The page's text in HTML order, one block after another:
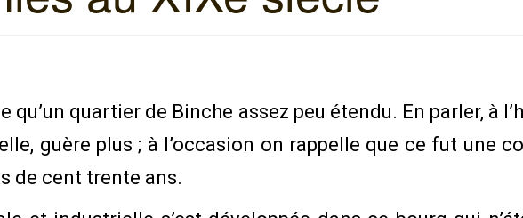
qu’un quartier de Binche assez peu étendu. En parler, à
guère plus ; à l’occasion on rappelle que ce fut une
de cent trente ans.